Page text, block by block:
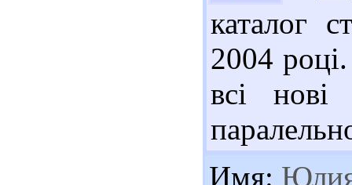
каталог
2004
всі нові
Имя: